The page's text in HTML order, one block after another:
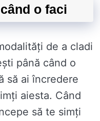
o faci
de a cladi
până când o
să ai încredere
aiesta. Când
să te simți